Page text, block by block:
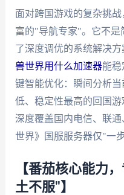
面对跨国游戏的复杂挑战
富的"导航专家"。它不是
了深度调优的系统解决
兽世界用什么加速器能稳
键智能优化：瞬间分析
低、稳定性最高的回国
深度覆盖国内电信、联
世界》国服服务器仅"一
【番茄核心能力
土不服"】